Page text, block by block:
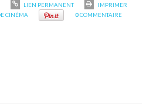
LIEN PERMANENT
IMPRIMER
CINÉMA 0COMMENTAIRE